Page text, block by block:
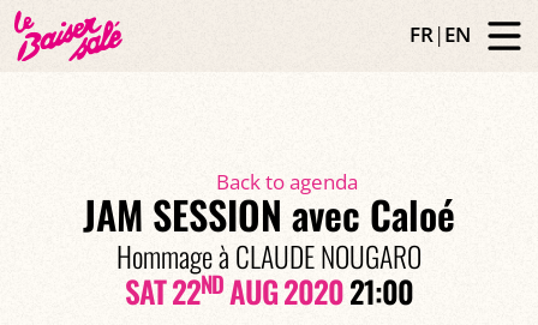
FR|EN
Back to agenda
JAM SESSION avec Caloé
Hommage à CLAUDE NOUGARO
SAT 22NDAUG 202021:00